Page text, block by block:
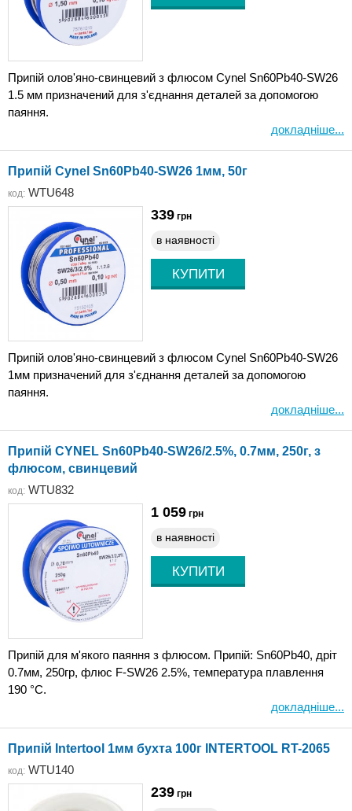
Припій олов'яно-свинцевий з флюсом Cynel Sn60Pb40-SW26
1.5 мм призначений для з'єднання деталей за допомогою
паяння.
докладніше...
Припій Cynel Sn60Pb40-SW26 1мм, 50г
код: WTU648
339 грн
в наявності
Припій олов'яно-свинцевий з флюсом Cynel Sn60Pb40-SW26
1мм призначений для з'єднання деталей за допомогою
паяння.
докладніше...
Припій CYNEL Sn60Pb40-SW26/2.5%, 0.7мм, 250г, з
флюсом, свинцевий
код: WTU832
1 059 грн
в наявності
Припій для м'якого паяння з флюсом. Припій: Sn60Pb40, дріт
0.7мм, 250гр, флюс F-SW26 2.5%, температура плавлення
190 °С.
докладніше...
Припій Intertool 1мм бухта 100г INTERTOOL RT-2065
код: WTU140
239 грн